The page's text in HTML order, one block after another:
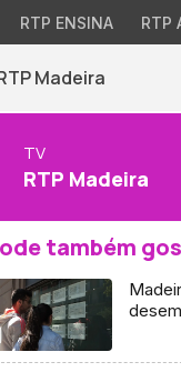
RTP ENSINA RTP
Madeira
TV
RTP Madeira
também